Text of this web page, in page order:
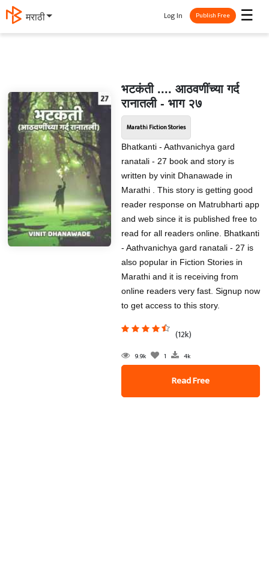
मराठी ☰
Log In Publish Free
भटकंती .... आठवणींच्या गर्द
रानातली - भाग २७
Marathi Fiction Stories
Bhatkanti - Aathvanichya gard
ranatali - 27 book and story is
written by vinit Dhanawade in
Marathi . This story is getting good
reader response on Matrubharti app
and web since it is published free to
read for all readers online. Bhatkanti
- Aathvanichya gard ranatali - 27 is
also popular in Fiction Stories in
Marathi and it is receiving from
online readers very fast. Signup now
to get access to this story.
(12k)
9.9k 1 4k
Read Free